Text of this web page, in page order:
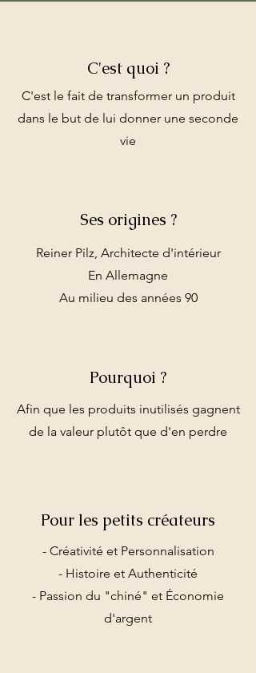
C'est quoi ?
C'est le fait de transformer un produit
dans le but de lui donner une seconde
vie
Ses origines ?
Reiner Pilz, Architecte d'intérieur
En Allemagne
Au milieu des années 90
Pourquoi ?
Afin que les produits inutilisés gagnent
de la valeur plutôt que d'en perdre
Pour les petits créateurs
- Créativité et Personnalisation
- Histoire et Authenticité
- Passion du "chiné" et Économie
d'argent